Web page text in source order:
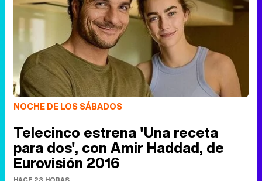
NOCHE DE LOS SÁBADOS
Telecinco estrena 'Una receta
para dos', con Amir Haddad, de
Eurovisión 2016